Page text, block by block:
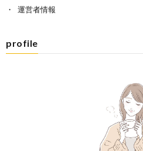
運営者情報
profile